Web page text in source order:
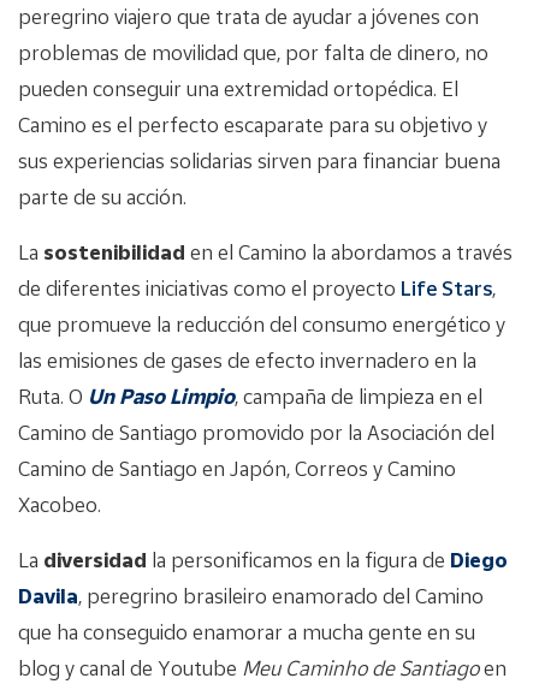
peregrino viajero que trata de ayudar a jóvenes con
problemas de movilidad que, por falta de dinero, no
pueden conseguir una extremidad ortopédica. El
Camino es el perfecto escaparate para su objetivo y
sus experiencias solidarias sirven para financiar buena
parte de su acción.
La sostenibilidad en el Camino la abordamos a través
de diferentes iniciativas como el proyecto Life Stars,
que promueve la reducción del consumo energético y
las emisiones de gases de efecto invernadero en la
Ruta. O Un Paso Limpio, campaña de limpieza en el
Camino de Santiago promovido por la Asociación del
Camino de Santiago en Japón, Correos y Camino
Xacobeo.
La diversidad la personificamos en la figura de Diego
Davila, peregrino brasileiro enamorado del Camino
que ha conseguido enamorar a mucha gente en su
blog y canal de Youtube Meu Caminho de Santiagoen